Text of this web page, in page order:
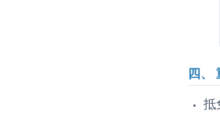
四、
抵